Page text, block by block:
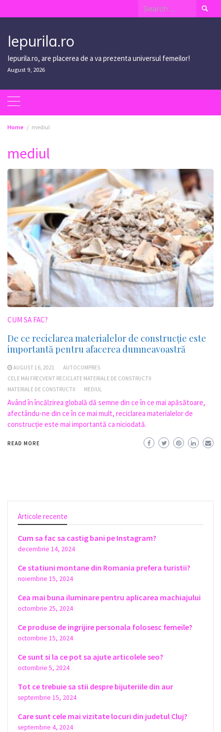
to
Search
for:
Iepurila.ro
Iepurila.ro, are placerea de a va prezenta universul femeilor!
August 9, 2026
Home mediul
mediul
CUM SA FAC?
De ce reciclarea materialelor de construcție este
importantă pentru afacerea dumneavoastră
AUGUST 16, 2021
AUTOCOMPRES
CELE MAI FRECVENT RECICLATE MATERIALE DE CONSTRUCTII
MATERIALE DE CONSTRUCTII
MEDIUL
Având în încălzirea globală dă semne din ce în ce mai apăsătoare,
afectându-ne din ce în ce mai mult, reciclarea materialelor de
construcție este mai importantă ca niciodată.
READ MORE
Articole recente
Cum sa fac sa castig bani pe Instagram?
decembrie 14, 2024
Ce statiuni montane din Romania prefera turistii?
noiembrie 15, 2024
Cea mai buna iluminare pentru aplicarea machiajului
octombrie 25, 2024
Ce produse de ingrijire personala folosesc femeile?
octombrie 15, 2024
Ce sunt si la ce pot sa ajute articolele seo?
octombrie 5, 2024
Tot ce trebuie sa stii despre bijuteriile din aur
septembrie 15, 2024
Care sunt cele mai vizitate locuri din judetul Cluj?
septembrie 4, 2024